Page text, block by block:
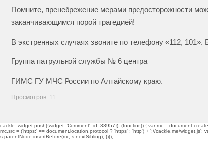
Помните, пренебрежение мерами предосторожности
заканчивающимся порой трагедией!
В экстренных случаях звоните по телефону «112, 101».
Группа патрульной службы № 6 центра
ГИМС ГУ МЧС России по Алтайскому краю.
Просмотров: 11
cackle_widget.push({widget: 'Comment', id: 33957}); (function() { var mc =
mc.src = ('https:' == document.location.protocol ? 'https' : 'http') + '://cackle.me/widget.js';
s.parentNode.insertBefore(mc, s.nextSibling); })();